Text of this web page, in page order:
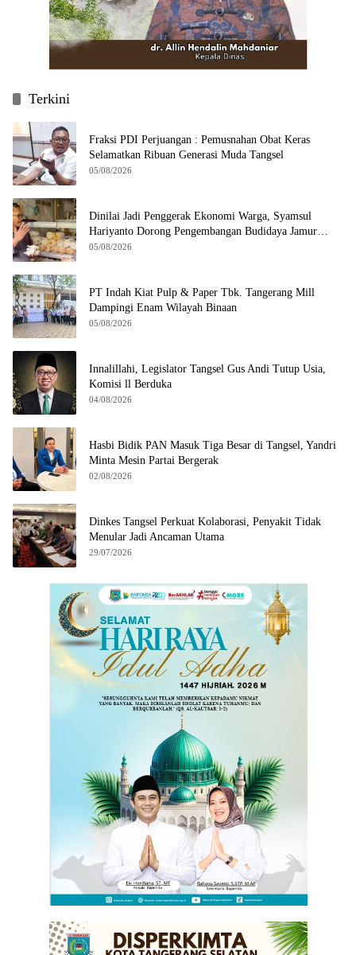
Terkini
Fraksi PDI Perjuangan : Pemusnahan Obat Keras
Selamatkan Ribuan Generasi Muda Tangsel
05/08/2026
Dinilai Jadi Penggerak Ekonomi Warga, Syamsul
Hariyanto Dorong Pengembangan Budidaya Jamur
Crispy di Serpong
05/08/2026
PT Indah Kiat Pulp & Paper Tbk. Tangerang Mill
Dampingi Enam Wilayah Binaan
05/08/2026
Innalillahi, Legislator Tangsel Gus Andi Tutup Usia,
Komisi ll Berduka
04/08/2026
Hasbi Bidik PAN Masuk Tiga Besar di Tangsel, Yandri
Minta Mesin Partai Bergerak
02/08/2026
Dinkes Tangsel Perkuat Kolaborasi, Penyakit Tidak
Menular Jadi Ancaman Utama
29/07/2026